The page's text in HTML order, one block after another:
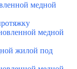
медной
медной
жилой под